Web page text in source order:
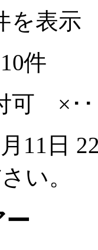
を表示
件
可 ×･
11日
い。
ー